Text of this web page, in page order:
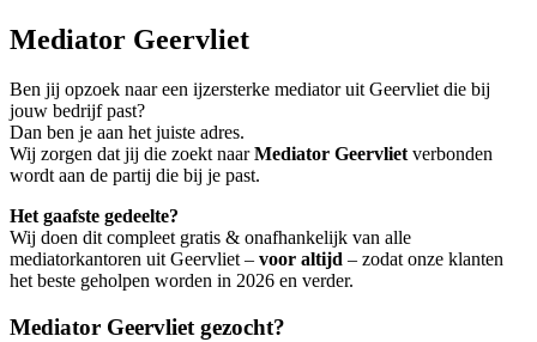
Mediator Geervliet
Ben jij opzoek naar een ijzersterke mediator uit Geervliet die bij
jouw bedrijf past?
Dan ben je aan het juiste adres.
Wij zorgen dat jij die zoekt naarMediator Geervlietverbonden
wordt aan de partij die bij je past.
Het gaafste gedeelte?
Wij doen dit compleet gratis & onafhankelijk van alle
mediatorkantoren uit Geervliet – voor altijd – zodat onze klanten
het beste geholpen worden in 2026 en verder.
Mediator Geervliet gezocht?